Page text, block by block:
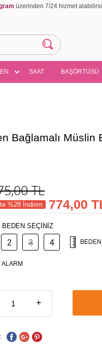
üzerinden 7/24 hizmet
SAAT BAŞÖRTÜSÜ
Bağlamalı Müslin
TL
%28 İndirim 774,00
BEDEN SEÇİNİZ
2 3 4
ALARM
+